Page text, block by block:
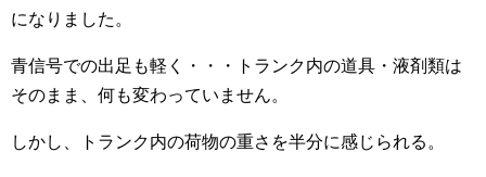
になりました。
青信号での出足も軽く・・・トランク内の道具・液剤類は
そのまま、何も変わっていません。
しかし、トランク内の荷物の重さを半分に感じられる。